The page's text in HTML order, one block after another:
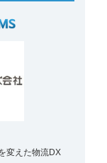
変えた物流DX